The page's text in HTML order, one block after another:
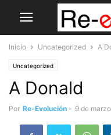
Inicio Uncategorized A
Uncategorized
A Donald
Por Re-Evolución - 9 de